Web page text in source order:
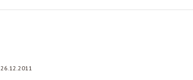
26.12.2011